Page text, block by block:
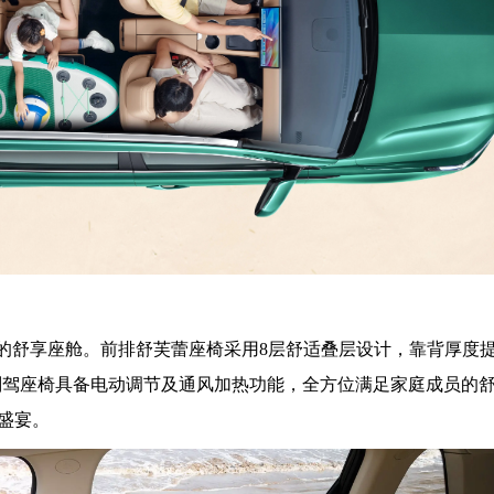
舒享座舱。前排舒芙蕾座椅采用8层舒适叠层设计，靠背厚度
座椅具备电动调节及通风加热功能，全方位满足家庭成员的
宴。